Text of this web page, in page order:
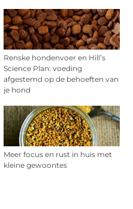
Renske hondenvoer en Hill’s
Science Plan: voeding
afgestemd op de behoeften van
je hond
Meer focus en rust in huis met
kleine gewoontes